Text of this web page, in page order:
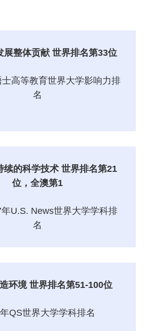
展整体贡献 世界排名第33位
高等教育世界大学影响力排
名
续的科学技术 世界排名第21
位，全澳第1
U.S. News世界大学学科排
名
环境 世界排名第51-100位
QS世界大学学科排名